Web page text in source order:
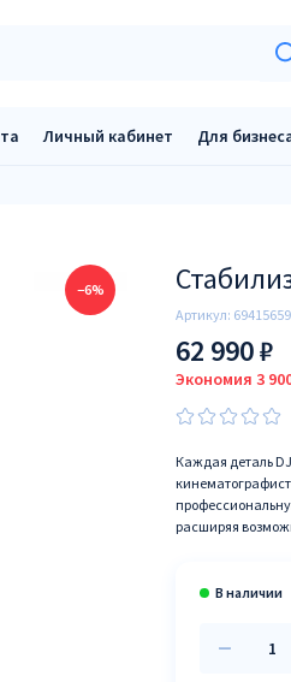
Личный кабинет Для
−6%
Артикул:
62 990 ₽
Экономия 3
Каждая деталь
расширяя